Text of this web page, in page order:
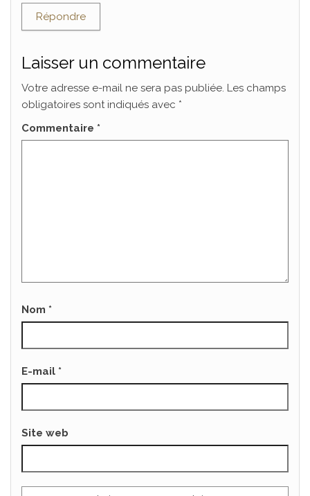
Répondre
Laisser un commentaire
Votre adresse e-mail ne sera pas publiée. Les champs
obligatoires sont indiqués avec *
Commentaire *
Nom *
E-mail *
Site web